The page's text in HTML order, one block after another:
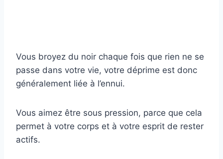
Vous broyez du noir chaque fois que rien ne se
passe dans votre vie, votre déprime est donc
généralement liée à l’ennui.
Vous aimez être sous pression, parce que cela
permet à votre corps et à votre esprit de rester
actifs.